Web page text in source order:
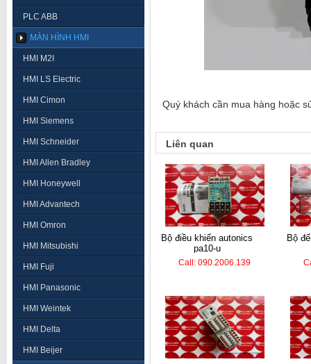
PLC ABB
MÀN HÌNH HMI
HMI M2I
HMI LS Electric
HMI Cimon
HMI Siemens
HMI Schneider
HMI Allen Bradley
HMI Honeywell
HMI Advantech
HMI Omron
HMI Mitsubishi
HMI Fuji
HMI Panasonic
HMI Weintek
HMI Delta
HMI Beijer
Quý khách cần mua hàng hoặc
Liên quan
bộ điều khiển autonics
pa10-u
Call: 090.2006.139
bộ đếm hanyoung lc7-